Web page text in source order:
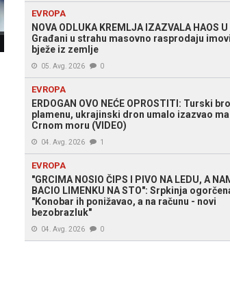
EVROPA
NOVA ODLUKA KREMLJA IZAZVALA HAOS
Građani u strahu masovno rasprodaju
bježe iz zemlje
05. Avg. 2026 0
EVROPA
ERDOGAN OVO NEĆE OPROSTITI: Turski
plamenu, ukrajinski dron umalo izazvao
Crnom moru (VIDEO)
04. Avg. 2026 1
EVROPA
"GRCIMA NOSIO ČIPS I PIVO NA LEDU, A
BACIO LIMENKU NA STO": Srpkinja
"Konobar ih ponižavao, a na računu - novi
bezobrazluk"
04. Avg. 2026 0